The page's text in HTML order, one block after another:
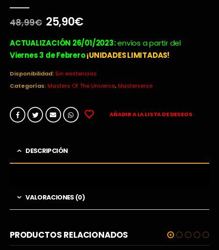
48,99€ El
original
era:
25,90€El
actual
es:
ACTUALIZACIÓN 26/01/2023:envíos a partir del
Viernes 3 de Febrero¡UNIDADES LIMITADAS!
Disponibilidad: Sin existencias
Categorías:Masters Of The Universe,Masterverse
AÑADIR A LA LISTA DE DESEOS
DESCRIPCIÓN
VALORACIONES (0)
PRODUCTOS RELACIONADOS